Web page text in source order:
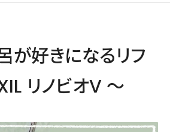
が好きになるリフ
リノビオV ～